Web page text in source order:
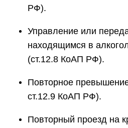
РФ).
Управление или
находящимся в
(ст.12.8 КоАП РФ).
Повторное
ст.12.9 КоАП РФ).
Повторный проезд на